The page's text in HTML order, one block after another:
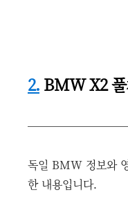
2. BMW X2
독일 BMW 정보와
한 내용입니다.